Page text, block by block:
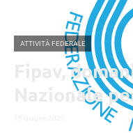
ATTIVITÀ FEDERALE
Fipav,
Nazionale
Comitati